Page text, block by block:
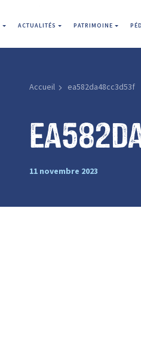
ACTUALITÉS PATRIMOINE
Accueil ea582da48cc3d53f
11 novembre 2023